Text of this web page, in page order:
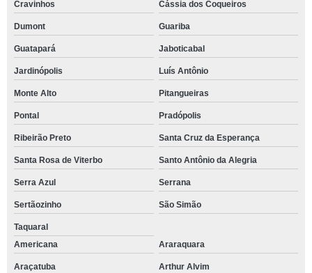
Cravinhos Cássia dos Coqueiros
Dumont Guariba
Guatapará Jaboticabal
Jardinópolis Luís Antônio
Monte Alto Pitangueiras
Pontal Pradópolis
Ribeirão Preto Santa Cruz da Esperança
Santa Rosa de Viterbo Santo Antônio da Alegria
Serra Azul Serrana
Sertãozinho São Simão
Taquaral
Americana
Araraquara
Araçatuba Arthur Alvim